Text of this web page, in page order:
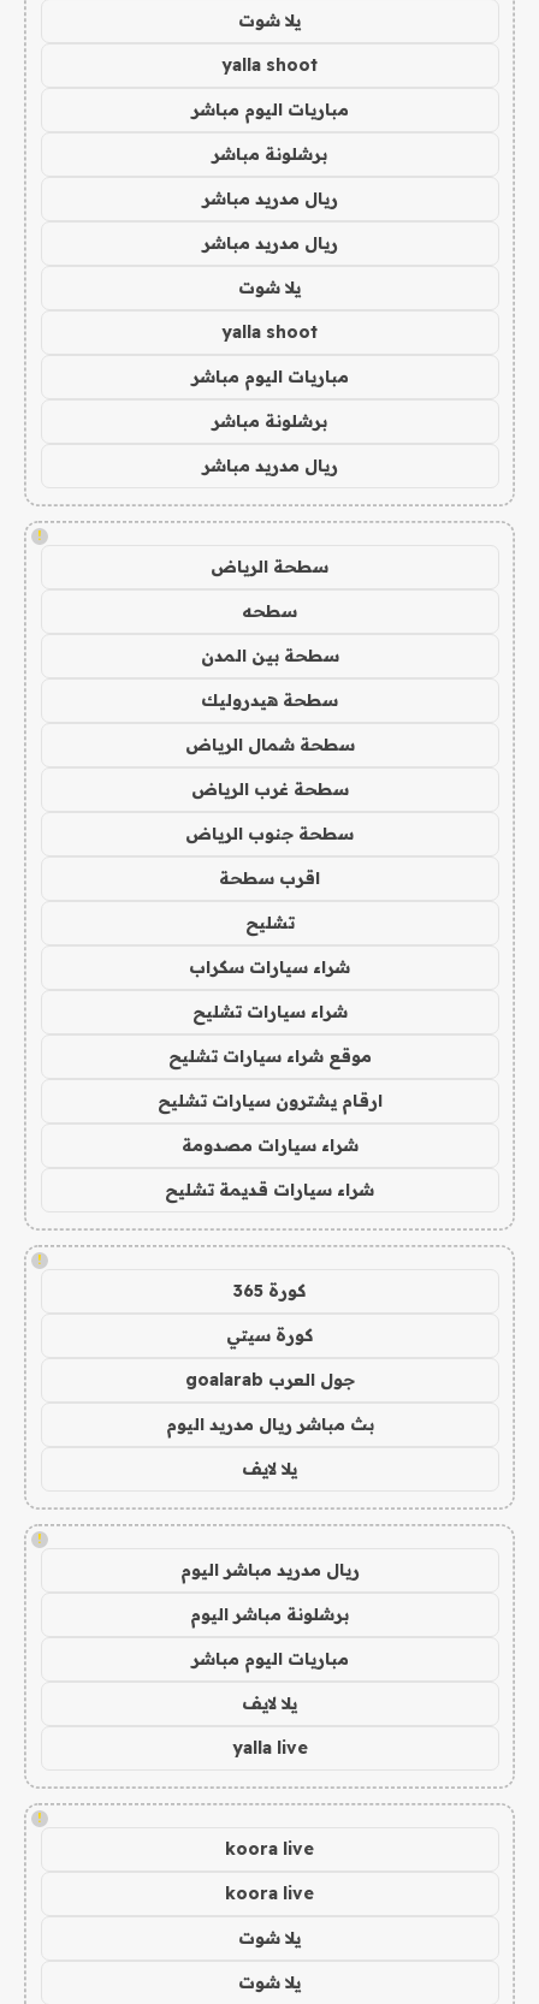
يلا شوت
yalla shoot
مباريات اليوم مباشر
برشلونة مباشر
ريال مدريد مباشر
ريال مدريد مباشر
يلا شوت
yalla shoot
مباريات اليوم مباشر
برشلونة مباشر
ريال مدريد مباشر
!
سطحة الرياض
سطحه
سطحة بين المدن
سطحة هيدروليك
سطحة شمال الرياض
سطحة غرب الرياض
سطحة جنوب الرياض
اقرب سطحة
تشليح
شراء سيارات سكراب
شراء سيارات تشليح
موقع شراء سيارات تشليح
ارقام يشترون سيارات تشليح
شراء سيارات مصدومة
شراء سيارات قديمة تشليح
!
كورة 365
كورة سيتي
جول العرب goalarab
بث مباشر ريال مدريد اليوم
يلا لايف
!
ريال مدريد مباشر اليوم
برشلونة مباشر اليوم
مباريات اليوم مباشر
يلا لايف
yalla live
!
koora live
koora live
يلا شوت
يلا شوت